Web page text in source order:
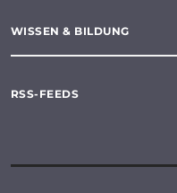
WISSEN & BILDUNG
RSS-FEEDS